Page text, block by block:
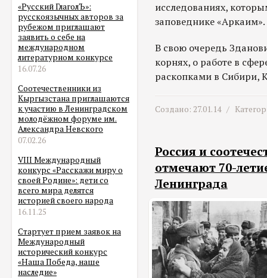
«Русский ГлаголЪ»:
русскоязычных авторов за
рубежом приглашают
заявить о себе на
международном
литературном конкурсе
16.07.26
Соотечественники из
Кыргызстана приглашаются
к участию в Ленинградском
молодёжном форуме им.
Александра Невского
07.02.26
VIII Международный
конкурс «Расскажи миру о
своей Родине»: дети со
всего мира делятся
историей своего народа
16.11.25
Стартует прием заявок на
Международный
исторический конкурс
«Наша Победа, наше
наследие»
исследованиях,
заповеднике «Аркаим».
В свою очередь
корнях, о работе в
раскопками в Сибири,
Создано: 27.01.14 /
Россия и
отмечают 70-
Ленинграда